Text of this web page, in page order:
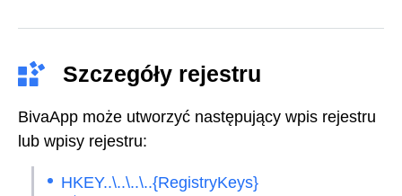
Szczegóły rejestru
BivaApp może utworzyć następujący wpis rejestru
lub wpisy rejestru:
HKEY..\..\..\..{RegistryKeys}